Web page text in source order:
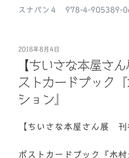
スナバン４ 978-4-905389-
投
日:
2018年8月4日
【ちいさな本屋さ
ストカードブック
ション』
【ちいさな本屋さん展 刊
ポストカードブック『木